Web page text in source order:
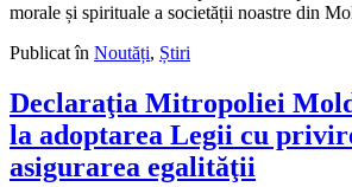
morale și spirituale a societății noastre din
Publicat în Noutăți, Știri
Declaraţia Mitropoliei
la adoptarea Legii cu
asigurarea egalităţii